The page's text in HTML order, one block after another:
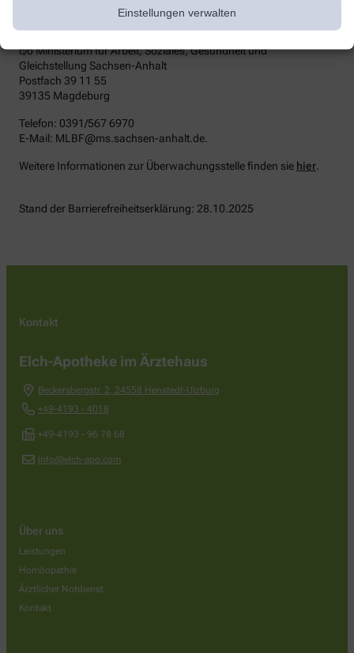
Einstellungen verwalten
MLBF - Marktüberwachungsstelle der Länder für die
c/o Ministerium für Arbeit, Soziales, Gesundheit und
Gleichstellung Sachsen-Anhalt
Postfach 39 11 55
39135 Magdeburg
Telefon: 0391/567 6970
E-​Mail: MLBF@ms.sachsen-​anhalt.de.
Weitere Informationen zur Überwachungsstelle finden sie hier
Stand der Barrierefreiheitserklärung: 28.10.2025
Kontakt
Elch-Apotheke im Ärztehaus
Beckersbergstr. 2 24558 Henstedt-Ulzburg
+49-4193 - 4018
+49-4193 - 96 78 68
info@elch-apo.com
Über uns
Leistungen
Homöopathie
Ärztlicher Notdienst
Kontakt